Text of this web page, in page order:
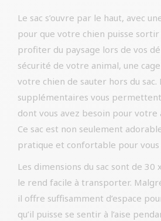
Le sac s’ouvre par le haut, avec
pour que votre chien puisse
profiter du paysage lors de vos
sécurité de votre animal, une
votre chien de sauter hors du
supplémentaires vous
dont vous avez besoin pour votre
Ce sac est non seulement
pratique et confortable pour
Les dimensions du sac sont de 30
le rend facile à transporter.
il offre suffisamment d’espace
qu’il puisse se sentir à l’aise